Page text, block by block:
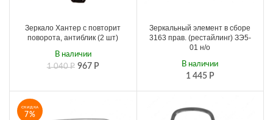
Зеркало Хантер с повторит
поворота, антиблик (2 шт)
1 040Р 967 Р
В наличии
Зеркальный элемент в сборе
3163 прав. (рестайлинг) ЗЭ5-
01 н/о
1 445 Р
В наличии
СКИДКА
7%